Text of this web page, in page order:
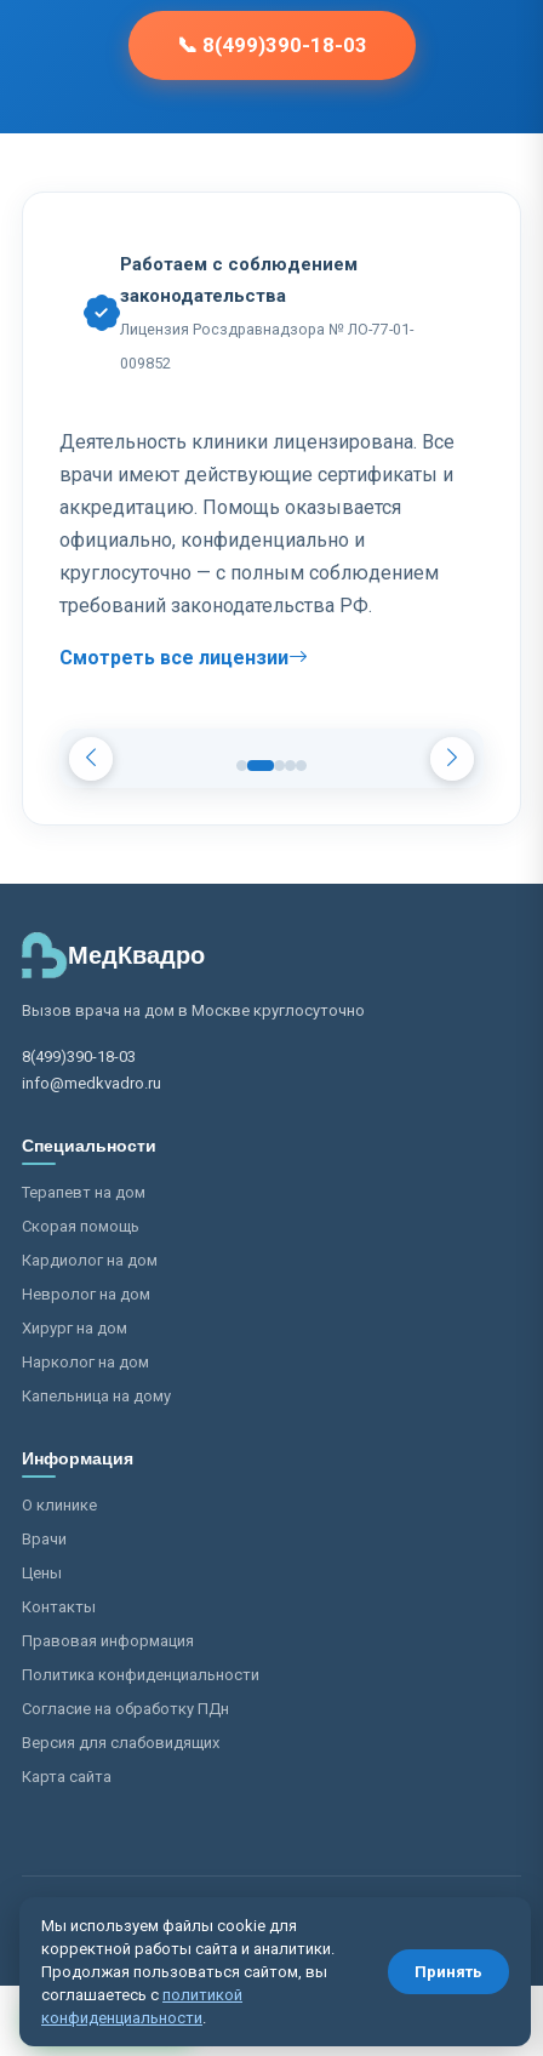
📞 8(499)390-18-03
Работаем с соблюдением
законодательства
Лицензия Росздравнадзора № ЛО-77-01-
009852
Деятельность клиники лицензирована. Все
врачи имеют действующие сертификаты и
аккредитацию. Помощь оказывается
официально, конфиденциально и
круглосуточно — с полным соблюдением
требований законодательства РФ.
Смотреть все лицензии
МедКвадро
Вызов врача на дом в Москве круглосуточно
8(499)390-18-03
info@medkvadro.ru
Специальности
Терапевт на дом
Скорая помощь
Кардиолог на дом
Невролог на дом
Хирург на дом
Нарколог на дом
Капельница на дому
Информация
О клинике
Врачи
Цены
Контакты
Правовая информация
Политика конфиденциальности
Согласие на обработку ПДн
Версия для слабовидящих
Карта сайта
противопоказания.
Вызвать врача
Мы используем файлы cookie для
корректной работы сайта и аналитики.
Продолжая пользоваться сайтом, вы
соглашаетесь с политикой
конфиденциальности.
Принять